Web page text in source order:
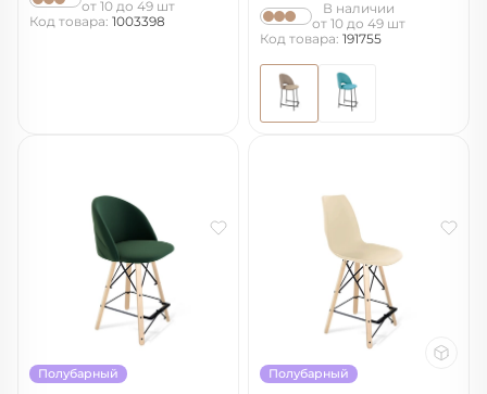
от 10 до 49 шт
Код товара: 1003398
В наличии
от 10 до 49 шт
Код товара: 191755
Полубарный Полубарный